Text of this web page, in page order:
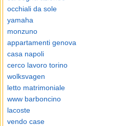
occhiali da sole
yamaha
monzuno
appartamenti genova
casa napoli
cerco lavoro torino
wolksvagen
letto matrimoniale
www barboncino
lacoste
vendo case